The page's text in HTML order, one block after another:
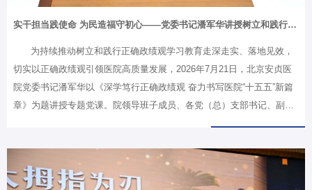
实干担当践使命 为民造福守初心——党委书记潘军华讲授树立和践行正确政绩观学习教育专题党课
为持续推动树立和践行正确政绩观学习教育走深走实、落地见效，
切实以正确政绩观引领医院高质量发展，2026年7月21日，北京安贞医
院党委书记潘军华以《深学笃行正确政绩观 奋力书写医院“十五五”新篇
章》为题讲授专题党课。院领导班子成员、各党（总）支部书记、副书
规律办事、科学决策、实干担当”等原则，强调创造经得起实践检验、真
正惠及群众、获得认可的业绩。授课中，潘军华以“八八战略”“千万工